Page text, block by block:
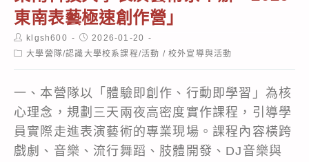
東南表藝極速創作營」
Post
author:
klgsh600
Post
published:
2026-01-20
Post大學營隊/認識大學校系課程/活動 / 校外宣導與活動
一、本營隊以「體驗即創作、行動即學習」為核
心理念，規劃三天兩夜高密度實作課程，引導學
員實際走進表演藝術的專業現場。課程內容橫跨
戲劇、音樂、流行舞蹈、肢體開發、DJ音樂與